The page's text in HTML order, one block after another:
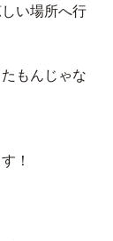
い場所へ行
もんじゃな
！